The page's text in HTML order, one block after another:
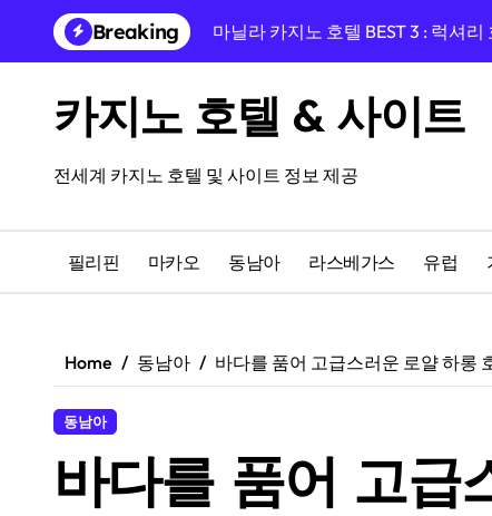
content
Breaking
마닐라 카지노 호텔 BEST 3 : 럭셔리
프라하 중심, 프라이데이 호텔과 카
프라하 여행의 완성, 호텔 리버티 프
프라하 인 호텔 숙박 후기, 카지노
프라하 여행 완성! 페를라 호텔과 도
카지노를 즐길 수 있는 올드한 매력
카지노 호텔 & 사이트
전세계 카지노 호텔 및 사이트 정보 제공
필리핀 마카오 동남아 라스베가스 유럽
Home 동남아 바다를 품어 고급스러운 로얄 하롱
동남아
바다를 품어 고급